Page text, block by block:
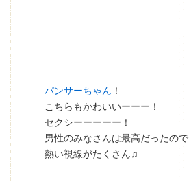
パンサーちゃん ！
こちらもかわいいーーー！
セクシーーーーー！
男性のみなさんは最高だったので
熱い視線がたくさん♫